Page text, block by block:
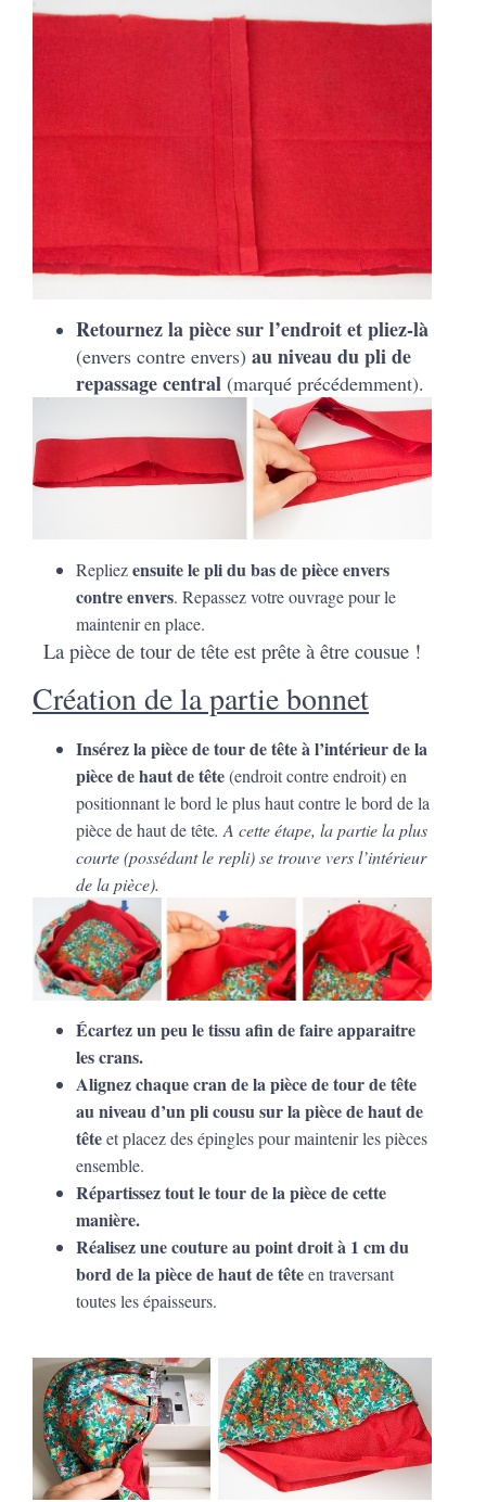
Retournez la pièce sur l’endroit et pliez-là
(envers contre envers) au niveau du pli de
repassage central (marqué précédemment).
Repliezensuite le pli du bas de pièce envers
contre envers. Repassez votre ouvrage pour le
maintenir en place.
La pièce de tour de tête est prête à être cousue !
Création de la partie bonnet
Insérez la pièce de tour de tête à l’intérieur de la
pièce de haut de tête(endroit contre endroit) en
positionnant le bord le plus haut contre le bord de la
pièce de haut de tête. A cette étape, la partie la plus
courte (possédant le repli) se trouve vers l’intérieur
de la pièce).
Écartez un peu le tissu afin de faire apparaitre
les crans.
Alignez chaque cran de la pièce de tour de tête
au niveau d’un pli cousu sur la pièce de haut de
têteet placez des épingles pour maintenir les pièces
ensemble.
Répartissez tout le tour de la pièce de cette
manière.
Réalisez une couture au point droit à 1 cm du
bord de la pièce de haut de têteen traversant
toutes les épaisseurs.